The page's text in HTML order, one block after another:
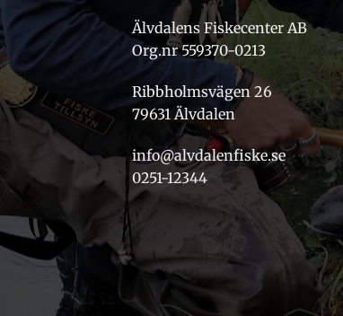
Älvdalens Fiskecenter AB
Org.nr 559370-0213
Ribbholmsvägen 26
79631 Älvdalen
info@alvdalenfiske.se
0251-12344